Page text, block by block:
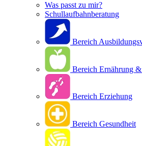
Was passt zu mir?
Schullaufbahnberatung
Bereich
Bereich Ernährung
Bereich Erziehung
Bereich Gesundheit